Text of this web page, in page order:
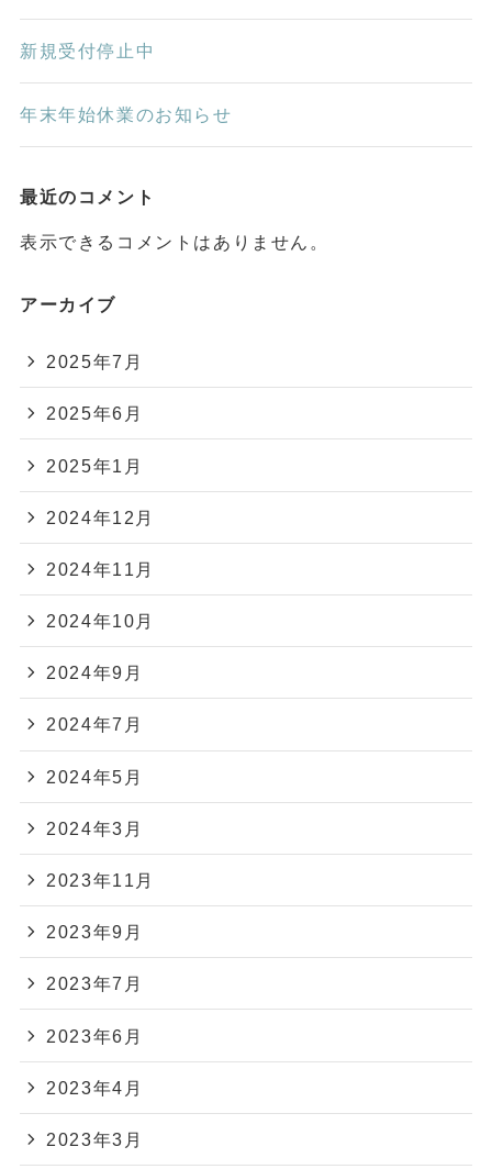
新規受付停止中
年末年始休業のお知らせ
最近のコメント
表示できるコメントはありません。
アーカイブ
2025年7月
2025年6月
2025年1月
2024年12月
2024年11月
2024年10月
2024年9月
2024年7月
2024年5月
2024年3月
2023年11月
2023年9月
2023年7月
2023年6月
2023年4月
2023年3月